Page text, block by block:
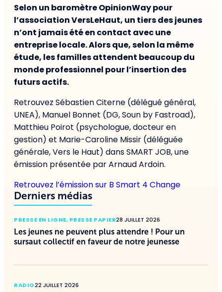
Selon un baromètre OpinionWay pour
l’association VersLeHaut, un tiers des jeunes
n’ont jamais été en contact avec une
entreprise locale. Alors que, selon la même
étude, les familles attendent beaucoup du
monde professionnel pour l’insertion des
futurs actifs.
Retrouvez Sébastien Citerne (délégué général,
UNEA), Manuel Bonnet (DG, Soun by Fastroad),
Matthieu Poirot (psychologue, docteur en
gestion) et Marie-Caroline Missir (déléguée
générale, Vers le Haut) dans SMART JOB, une
émission présentée par Arnaud Ardoin.
Retrouvez l’émission sur B Smart 4 Change
Derniers médias
PRESSE EN LIGNE, PRESSE PAPIER28 JUILLET 2026
Les jeunes ne peuvent plus attendre ! Pour un
sursaut collectif en faveur de notre jeunesse
RADIO22 JUILLET 2026